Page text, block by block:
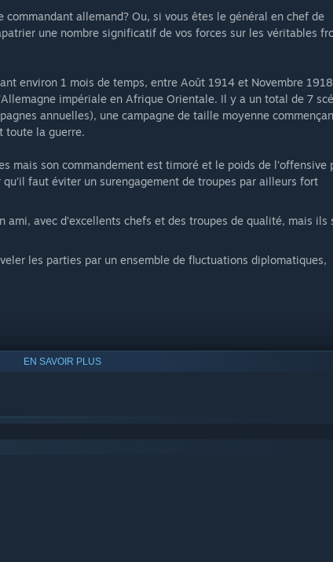
allemand? Ou, si vous êtes le général en chef de
une nombre significatif de vos forces sur les véritables
environ 1 mois de temps, entre Août 1914 et Novembre
impériale en Afrique Orientale. Il y a un total de 7
annuelles), une campagne de taille moyenne
toute la guerre.
mais son commandement est timoré et le poids de l’offensive
faut éviter un surengagement de troupes par ailleurs fort
avec d’excellents chefs et des troupes de qualité, mais ils
les parties par un ensemble de fluctuations diplomatiques,
EN SAVOIR PLUS